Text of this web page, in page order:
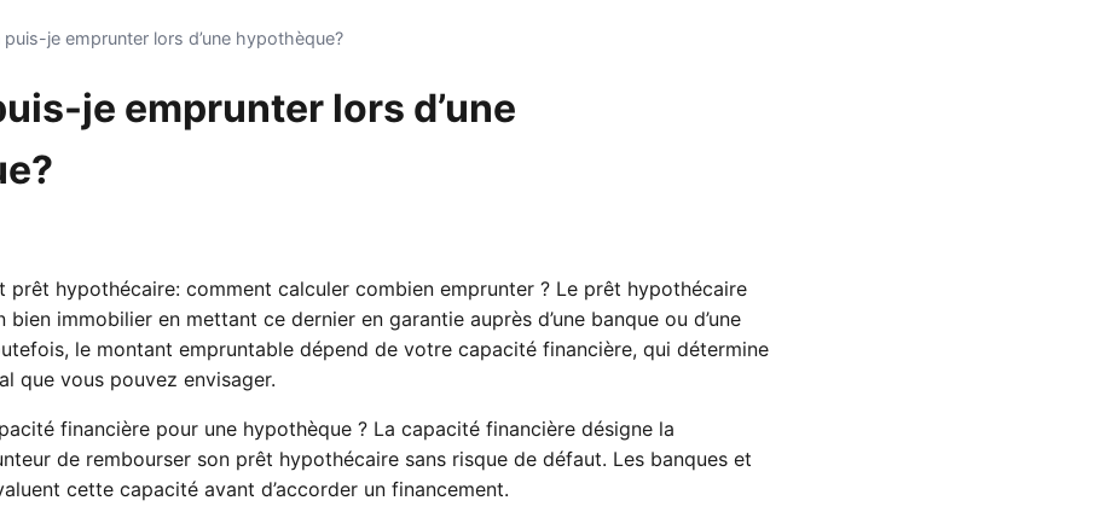
puis-je emprunter lors d’une hypothèque?
je emprunter lors d’une
prêt hypothécaire: comment calculer combien emprunter ? Le prêt hypothécaire
immobilier en mettant ce dernier en garantie auprès d’une banque ou d’une
le montant empruntable dépend de votre capacité financière, qui détermine
que vous pouvez envisager.
financière pour une hypothèque ? La capacité financière désigne la
de rembourser son prêt hypothécaire sans risque de défaut. Les banques et
cette capacité avant d’accorder un financement.